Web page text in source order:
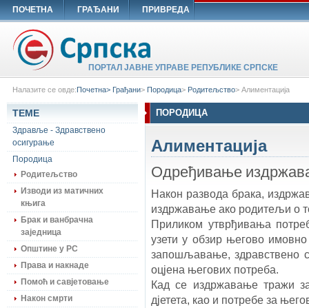
ПОЧЕТНА ГРАЂАНИ ПРИВРЕДА
ПОРТАЛ ЈАВНЕ УПРАВЕ РЕПУБЛИКЕ СРПСКЕ
Налазите се овде:Почетна> Грађани> Породица> Родитељство> Алиментација
ПОРОДИЦА
Алиментација
Одређивање
Након развода брака,
издржавање ако родитељи о
Приликом утврђивања
узети у обзир његово
запошљавање, здравствено
оцјена његових потреба.
Кад се издржавање тражи
дјетета, као и потребе за
ТЕМЕ
Здравље - Здравствено
осигурање
Породица
Родитељство
Изводи из матичних
књига
Брак и ванбрачна
заједница
Општине у РС
Права и накнаде
Помоћ и савјетовање
Након смрти